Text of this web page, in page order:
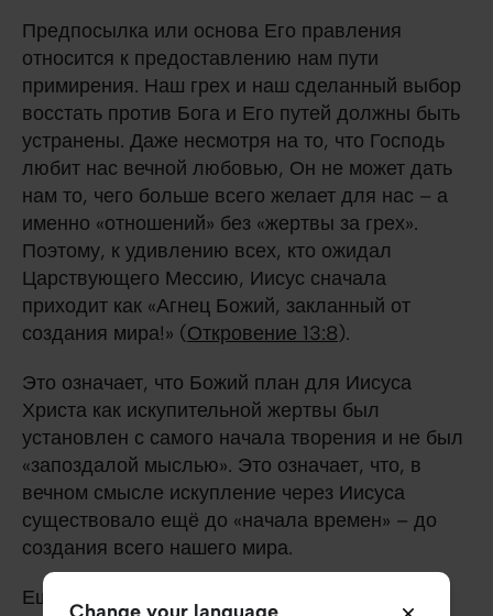
Предпосылка или основа Его правления
относится к предоставлению нам пути
примирения. Наш грех и наш сделанный выбор
восстать против Бога и Его путей должны быть
устранены. Даже несмотря на то, что Господь
любит нас вечной любовью, Он не может дать
нам то, чего больше всего желает для нас – а
именно «отношений» без «жертвы за грех».
Поэтому, к удивлению всех, кто ожидал
Царствующего Мессию, Иисус сначала
приходит как «Агнец Божий, закланный от
создания мира!» (Откровение 13:8).
Это означает, что Божий план для Иисуса
Христа как искупительной жертвы был
установлен с самого начала творения и не был
«запоздалой мыслью». Это означает, что, в
вечном смысле искупление через Иисуса
существовало ещё до «начала времен» – до
создания всего нашего мира.
Ещё тогда, когда Бог наделил человека
Change your language